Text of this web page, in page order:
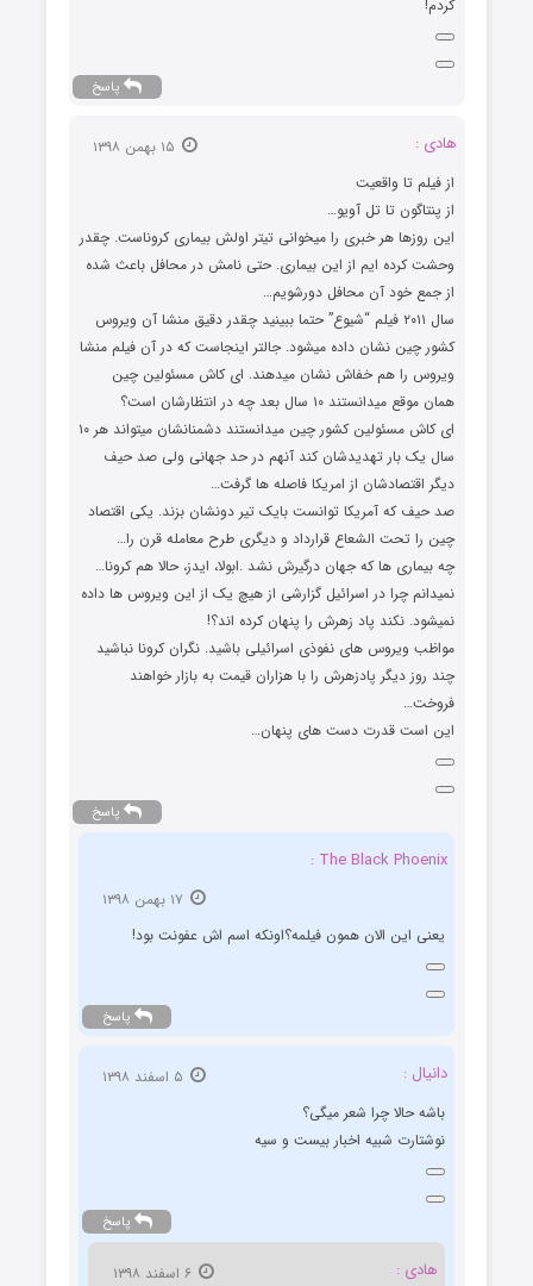
کردم!
پاسخ
هادی :
از فیلم تا واقعیت
از پنتاگون تا تل آویو…
این روزها هر خبری را میخوانی تیتر اولش بیماری کروناست. چقدر
وحشت کرده ایم از این بیماری. حتی نامش در محافل باعث شده
از جمع خود آن محافل دورشویم…
سال ۲۰۱۱ فیلم “شیوع” حتما ببینید چقدر دقیق منشا آن ویروس
کشور چین نشان داده میشود. جالتر اینجاست که در آن فیلم منشا
ویروس را هم خفاش نشان میدهند. ای کاش مسئولین چین
همان موقع میدانستند ۱۰ سال بعد چه در انتظارشان است؟
ای کاش مسئولین کشور چین میدانستند دشمنانشان میتواند هر ۱۰
سال یک بار تهدیدشان کند آنهم در حد جهانی ولی صد حیف
دیگر اقتصادشان از امریکا فاصله ها گرفت…
صد حیف که آمریکا توانست بایک تیر دونشان بزند. یکی اقتصاد
چین را تحت الشعاع قرارداد و دیگری طرح معامله قرن را…
چه بیماری ها که جهان درگیرش نشد .ابولا، ایدز، حالا هم کرونا…
نمیدانم چرا در اسرائیل گزارشی از هیچ یک از این ویروس ها داده
نمیشود. نکند پاد زهرش را پنهان کرده اند؟!
مواظب ویروس های نفوذی اسرائیلی باشید. نگران کرونا نباشید
چند روز دیگر پادزهرش را با هزاران قیمت به بازار خواهند
فروخت…
این است قدرت دست های پنهان…
پاسخ
The Black Phoenix :
یعنی این الان همون فیلمه؟اونکه اسم اش عفونت بود!
پاسخ
دانیال :
باشه حالا چرا شعر میگی؟
نوشتارت شبیه اخبار بیست و سیه
پاسخ
هادی :
۶ اسفند ۱۳۹۸